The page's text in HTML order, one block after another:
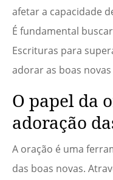
afetar a capacidade
É fundamental
Escrituras para
adorar as boas
O papel da
adoração
A oração é uma
das boas novas.